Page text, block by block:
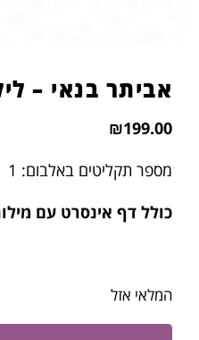
אביתר בנאי –
₪199.00
מספר תקליטים באלבום: 1
כולל דף אינסרט עם
המלאי אזל